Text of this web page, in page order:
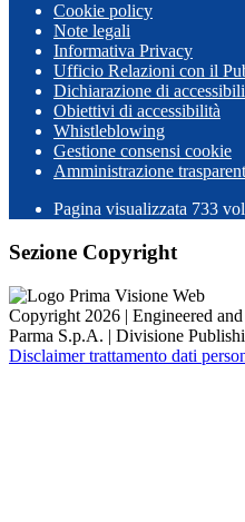
Cookie policy
Note legali
Informativa Privacy
Ufficio Relazioni con il
Dichiarazione di
Obiettivi di accessibilità
Whistleblowing
Gestione consensi cookie
Amministrazione
Pagina visualizzata 733
Sezione Copyright
Copyright 2026 | Engineered
Parma S.p.A. | Divisione
Disclaimer trattamento dati